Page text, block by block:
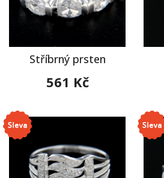
Stříbrný prsten
561 Kč